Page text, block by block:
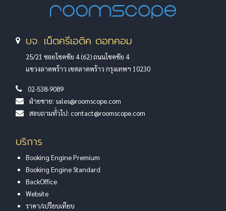
บจ. เน็ตครีเอติค ดอทคอม
25/21 ซอยโชคชัย 4 (62) ถนนโชคชัย 4
แขวงลาดพร้าว เขตลาดพร้าว กรุงเทพฯ 10230
02-538-9089
ฝ่ายขาย: sales@roomscope.com
สอบถามทั่วไป: contact@roomscope.com
บริการ
Booking Engine Premium
Booking Engine Standard
BackOffice
Website
ราคา/เปรียบเทียบ